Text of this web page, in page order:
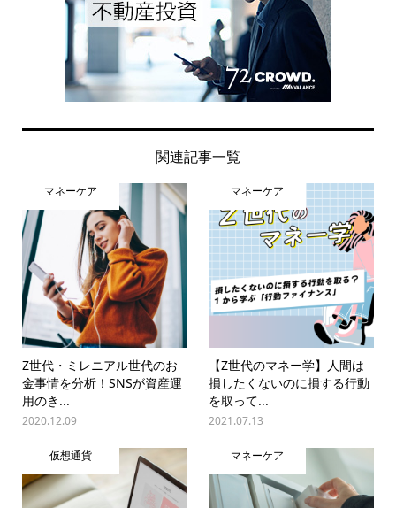
関連記事一覧
マネーケア
Z世代・ミレニアル世代のお
金事情を分析！SNSが資産運
用のき...
2020.12.09
マネーケア
【Z世代のマネー学】人間は
損したくないのに損する行動
を取って...
2021.07.13
仮想通貨 マネーケア